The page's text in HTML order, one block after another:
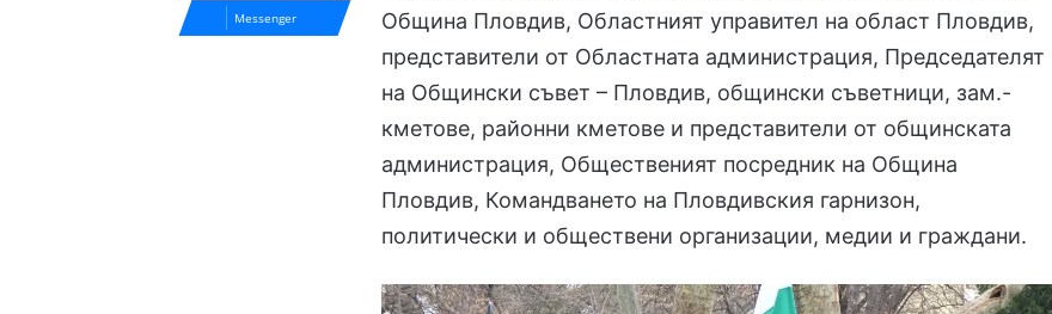
Община Пловдив, Областният управител на област Пловдив,
представители от Областната администрация, Председателят
на Общински съвет – Пловдив, общински съветници, зам.-
кметове, районни кметове и представители от общинската
администрация, Общественият посредник на Община
Пловдив, Командването на Пловдивския гарнизон,
политически и обществени организации, медии и граждани.
Messenger